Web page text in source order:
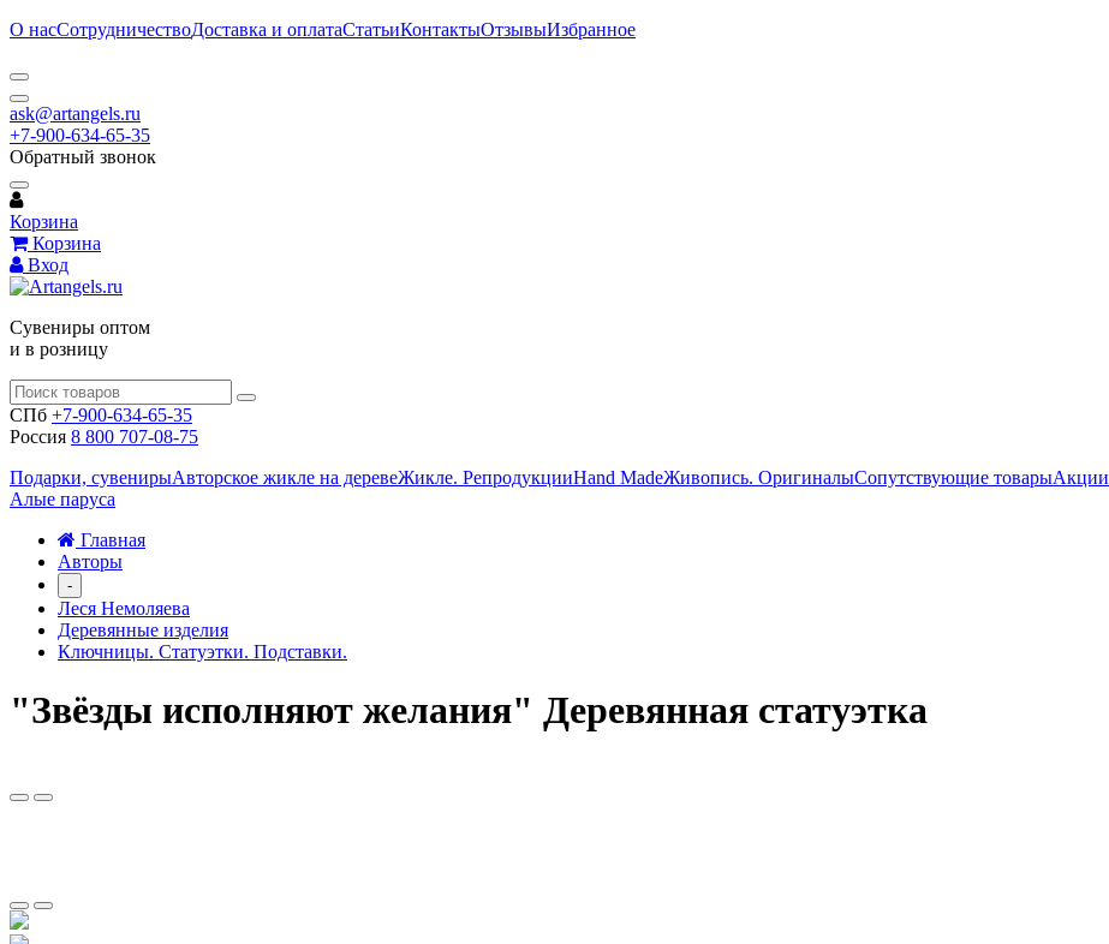
О насСотрудничествоДоставка и оплатаСтатьиКонтактыОтзывыИзбранное
ask@artangels.ru
+7-900-634-65-35
Обратный звонок
Корзина
Корзина
Вход
Сувениры оптом
и в розницу
СПб +7-900-634-65-35
Россия 8 800 707-08-75
Подарки, сувенирыАвторское жикле на деревеЖикле. РепродукцииHand MadeЖивопись. ОригиналыСопутствующие товарыАкции
Алые паруса
Главная
Авторы
-
Леся Немоляева
Деревянные изделия
Ключницы. Статуэтки. Подставки.
"Звёзды исполняют желания" Деревянная статуэтка